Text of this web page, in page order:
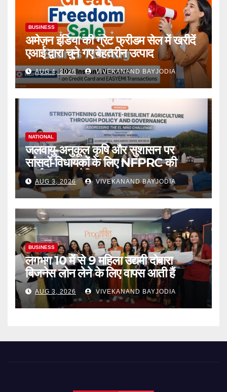
BUSINESS
अमेज़न इंडिया की ग्रेट फ्रीडम सेल में खरीदें
एआई द्वारा चुने गए बेहतरीन उत्पाद
AUG 4, 2026 VIVEKANAND BAYJODIA
NATIONAL
जलवायु-अनुकूल कृषि और सुशासन पर
सांसदों-विधायकों के लिए NFPRC की
कार्यशाला आयोजित
AUG 3, 2026 VIVEKANAND BAYJODIA
BUSINESS
लगभग 10 में से 9 महिला उद्यमी दोबारा
बिजनेस लोन लेने के लिए वापस आती हैं
AUG 3, 2026 VIVEKANAND BAYJODIA